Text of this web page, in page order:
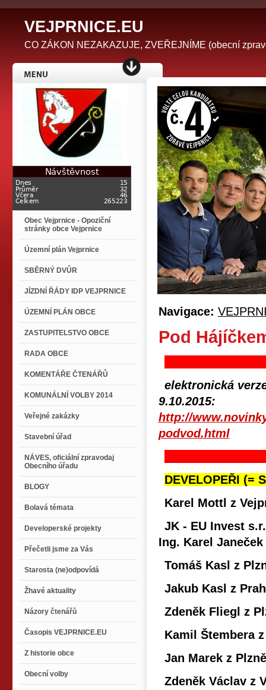
VEJPRNICE.EU
CO ZÁKON NEZAKAZUJE, ZVEŘEJNÍME (obecní
Obec Vejprnice - Opoziční
stránky obce Vejprnice
Územní plán Vejprnice
SBĚRNÝ DVŮR
JÍZDNÍ ŘÁDY IDP VEJPRNICE
ÚZEMNÍ PLÁN OBCE
ZASTUPITELSTVO OBCE
RADA OBCE
KOMENTÁŘE ČTENÁŘŮ
KOMUNÁLNÍ VOLBY 2014
Veřejné zakázky
Stavební úřad
NÁVES, oficiální zpravodaj
Obecního úřadu
BLOGY
Bolavá témata
Developerské projekty
Přečetli jsme za Vás
Starosta (ne)odpovídá
Žhavé aktuality
Názory čtenářů
Časopis VEJPRNICE.EU
Z historie obce
Obecní volby
Navigace:
Pod
elektronická
http://
podvod.html
DEVELOPEŘI (=
Karel Mottl z
JK - EU Invest
Ing. Karel
Tomáš Kasl z
Jakub Kasl z
Zdeněk Fliegl z
Kamil Štembera
Jan Marek z
Zdeněk Václav z